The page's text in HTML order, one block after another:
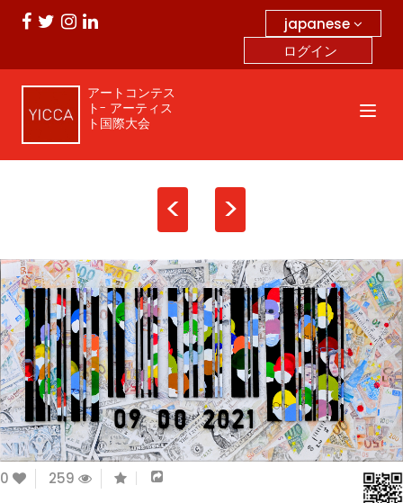
japanese
ログイン
アートコンテス
ト- アーティス
ト国際大会
< >
0 259